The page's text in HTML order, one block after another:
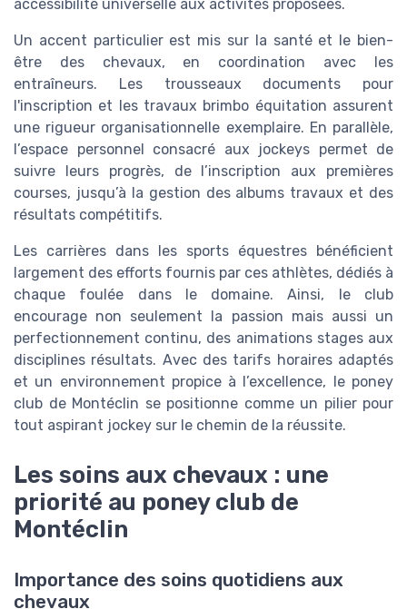
accessibilité universelle aux activités proposées.
Un accent particulier est mis sur la santé et le bien-
être des chevaux, en coordination avec les
entraîneurs. Les trousseaux documents pour
l'inscription et les travaux brimbo équitation assurent
une rigueur organisationnelle exemplaire. En parallèle,
l’espace personnel consacré aux jockeys permet de
suivre leurs progrès, de l’inscription aux premières
courses, jusqu’à la gestion des albums travaux et des
résultats compétitifs.
Les carrières dans les sports équestres bénéficient
largement des efforts fournis par ces athlètes, dédiés à
chaque foulée dans le domaine. Ainsi, le club
encourage non seulement la passion mais aussi un
perfectionnement continu, des animations stages aux
disciplines résultats. Avec des tarifs horaires adaptés
et un environnement propice à l’excellence, le poney
club de Montéclin se positionne comme un pilier pour
tout aspirant jockey sur le chemin de la réussite.
Les soins aux chevaux : une
priorité au poney club de
Montéclin
Importance des soins quotidiens aux
chevaux